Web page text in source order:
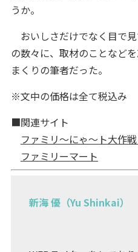
うか。
おいしさだけでなく目で
の数々に、取材のことなど
まくりの筆者だった。
※文中の価格は全て税込み
■関連サイト
ファミリ～にゃ～ト大作
ファミリーマート
新海 優（Yu Shinkai）